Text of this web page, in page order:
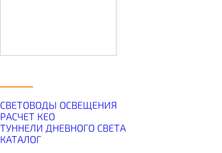
СВЕТОВОДЫ ОСВЕЩЕНИЯ
РАСЧЕТ КЕО
ТУННЕЛИ ДНЕВНОГО СВЕТА
КАТАЛОГ